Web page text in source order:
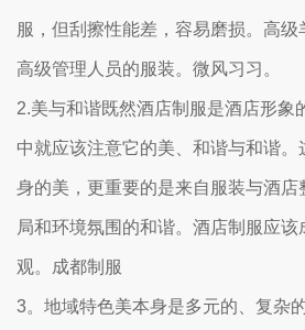
服，但刮擦性能差，容易磨损。高
高级管理人员的服装。微风习习。
2.美与和谐既然酒店制服是酒店形象
中就应该注意它的美、和谐与和谐
身的美，更重要的是来自服装与酒
局和环境氛围的和谐。酒店制服应
观。成都制服
3。地域特色美本身是多元的、复杂